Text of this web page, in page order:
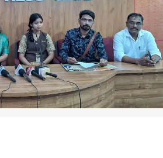
ಪುತ್ತೂರಿನಲ್ಲಿ ಗಾಂಧಾರಿ ವಿದ್ಯೆಯ ಪ್ರಯೋಗ!